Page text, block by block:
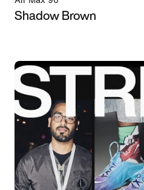
Shadow Brown